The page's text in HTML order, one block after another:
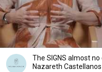
The SIGNS almost no
Nazareth Castellanos